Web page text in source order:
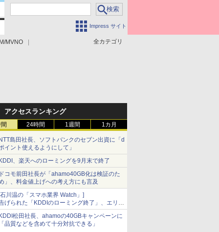
Impress サイト
全カテゴリ
MVNO
アクセスランキング
24時間 1週間 1カ月
島田社長、ソフトバンクのセブン出資に「d
イント使えるようにして」
、楽天へのローミングを9月末で終了
コモ前田社長が「ahamo40GB化は検証のた
」、料金値上げへの考え方にも言及
川温の「スマホ業界 Watch」]
げられた「KDDIのローミング終了」、エリア
ップの落とし穴と楽天モバイルの課題
松田社長、ahamoの40GBキャンペーンに
品質などを含めて十分対抗できる」